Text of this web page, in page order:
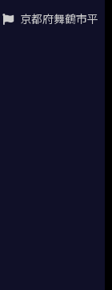
京都府舞鶴市平